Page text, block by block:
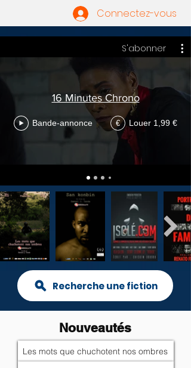
Connectez-vous
S'abonner
16 Minutes Chrono
Bande-annonce € Louer 1,99 €
Recherche une fiction
Nouveautés
Les mots que chuchotent nos ombres